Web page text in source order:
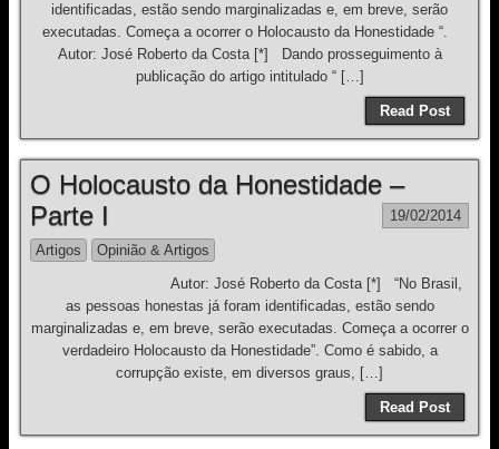
identificadas, estão sendo marginalizadas e, em breve, serão
executadas. Começa a ocorrer o Holocausto da Honestidade “.
Autor: José Roberto da Costa [*] Dando prosseguimento à
publicação do artigo intitulado “ […]
Read Post
O Holocausto da Honestidade –
Parte I
19/02/2014
Artigos
Opinião & Artigos
Autor: José Roberto da Costa [*] “No Brasil,
as pessoas honestas já foram identificadas, estão sendo
marginalizadas e, em breve, serão executadas. Começa a ocorrer o
verdadeiro Holocausto da Honestidade”. Como é sabido, a
corrupção existe, em diversos graus, […]
Read Post